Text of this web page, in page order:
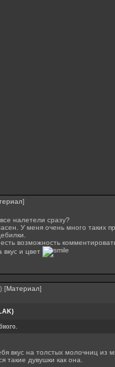
]
налетели сразу?
У меня очень много таких
возможность
вкус и цвет
[Материал]
)
вкус на толстых молочниц из
такие дувушки как она.